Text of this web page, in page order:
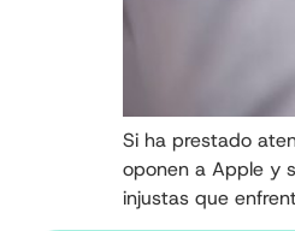
Si ha prestado
oponen a Apple y
injustas que